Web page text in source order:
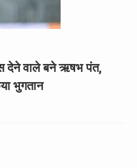
देने वाले बने ऋषभ पंत,
भुगतान